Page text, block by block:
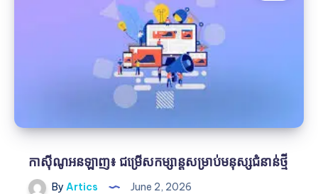
Shield
កាស៊ីណូអនឡាញ៖ ជម្រើសកម្សាន្តសម្រាប់មនុស្សជំនាន់ថ្មី
By Artics June 2, 2026